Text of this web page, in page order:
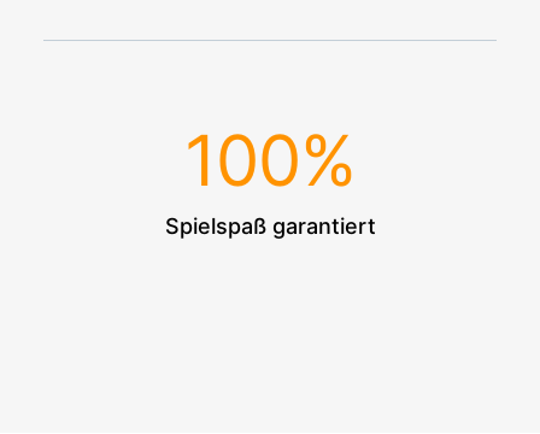
Spielspaß garantiert
100%